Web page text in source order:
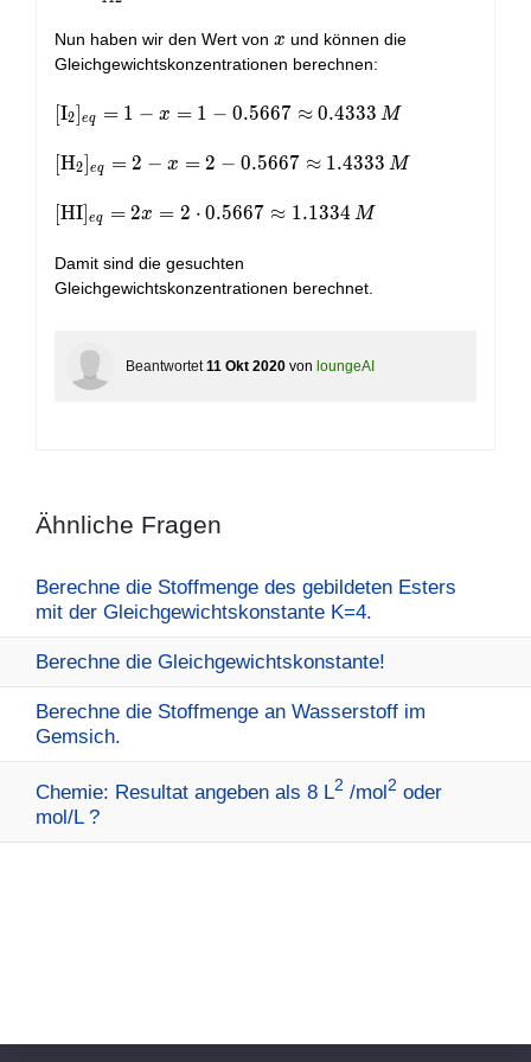
{112}
{112}
\approx
Nun haben wir den Wert von x
x und können die
Gleichgewichtskonzentrationen berechnen:
[\text{I}_2]_{eq}
0.5667 \approx
[I2] eq = 1 − x = 1 − 0.5667 ≈ 0.4333 M
[\text{H}_2]_{eq}
\approx 1.4333\,
[H2] eq = 2 − x = 2 − 0.5667 ≈ 1.4333 M
[\text{HI}]_{eq}
0.5667 \approx
1.1334\, M
[HI] eq = 2x = 2 ⋅ 0.5667 ≈ 1.1334 M
Damit sind die gesuchten
Gleichgewichtskonzentrationen berechnet.
Beantwortet 11 Okt 2020 von loungeAI
Ähnliche Fragen
Berechne die Stoffmenge des gebildeten Esters
mit der Gleichgewichtskonstante K=4.
Berechne die Gleichgewichtskonstante!
Berechne die Stoffmenge an Wasserstoff im
Gemsich.
Chemie: Resultat angeben als 8 L2 /mol 2 oder
mol/L ?